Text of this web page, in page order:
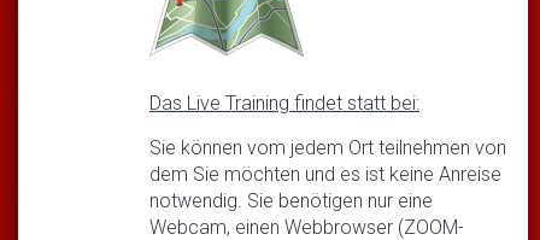
Das Live Training findet statt bei:
Sie können vom jedem Ort teilnehmen von
dem Sie möchten und es ist keine Anreise
notwendig. Sie benötigen nur eine
Webcam, einen Webbrowser (ZOOM-